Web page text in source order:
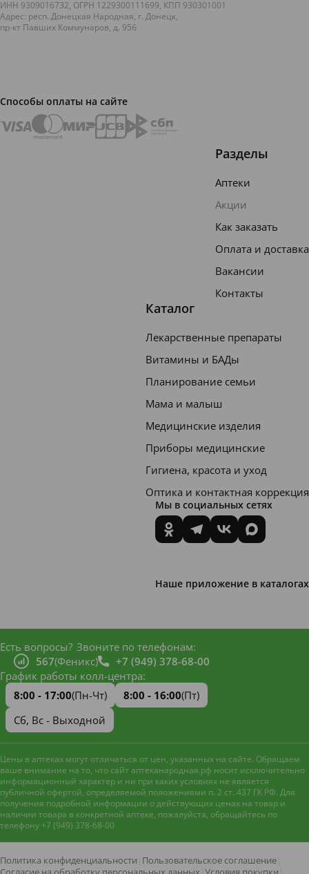
ИНН 9309016732, ОГРН 1229300111699, КПП 930301001
Адрес: респ. Донецкая Народная, г. Донецк,
пр-кт Павших Коммунаров, д. 95б
Способы оплаты на сайте
Разделы
Аптеки
Акции
Как заказать
Оплата и доставка
Вакансии
Контакты
Каталог
Лекарственные препараты
Витамины и БАДы
Планирование семьи
Мама и малыш
Медицинские изделия
Приборы медицинские
Гигиена, красота и уход
Оптика и контактная коррекция
Мы в социальных сетях
Наше приложение в каталогах
Есть вопросы? Звоните по телефонам:
567(Феникс)
+7 (949) 378-68-00
График работы колл-центра:
8:00 - 17:00(Пн-Чт) 8:00 - 16:00(Пт)
Сб, Вс - Выходной
Цены в аптеках могут отличаться от цен, указанных на сайте. Обращаем
ваше внимание на то, что сайт аптеканародная.рф носит исключительно
информационный характер и ни при каких условиях не является
публичной офертой, определяемой положениями п. 2 ст. 437 ГК РФ. Для
получения подробной информации о действующих ценах на товар и
наличии товара в конкретной аптеке, пожалуйста, обращайтесь по
телефону +7 (949) 378-68-00
Политика конфиденциальности Пользовательское соглашение
Наш сайт использует файлы
улучшения работы и анализа